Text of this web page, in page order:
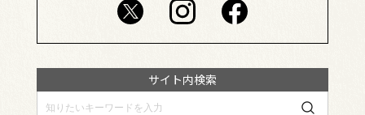
サイト内検索